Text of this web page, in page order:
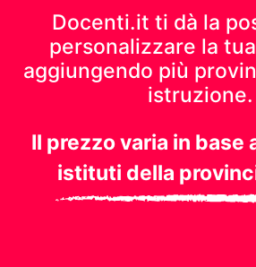
Docenti.it ti dà la
personalizzare la
aggiungendo più
istruzione.
Il prezzo varia in base
istituti della